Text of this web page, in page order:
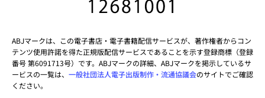
ABJマークは、この電子書店・電子書籍配信サービスが、著作権者からコン
テンツ使用許諾を得た正規版配信サービスであることを示す登録商標（登録
番号 第6091713号）です。ABJマークの詳細、ABJマークを掲示しているサ
ービスの一覧は、 一般社団法人電子出版制作・流通協議会のサイトでご確認
ください。